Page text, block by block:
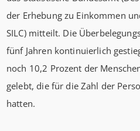
der Erhebung zu Einkommen
SILC) mitteilt. Die
fünf Jahren kontinuierlich
noch 10,2 Prozent der
gelebt, die für die Zahl der
hatten.